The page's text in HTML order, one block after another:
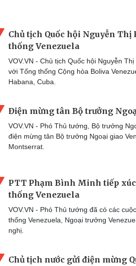
Chủ tịch Quốc hội Nguyễn
thống Venezuela
VOV.VN - Chủ tịch Quốc hội Nguyễn
với Tổng thống Cộng hòa Boliva
Habana, Cuba.
Điện mừng tân Bộ trưởng
VOV.VN - Phó Thủ tướng, Bộ trưởng
điện mừng tân Bộ trưởng Ngoại giao
Montserrat.
PTT Phạm Bình Minh tiếp
thống Venezuela
VOV.VN - Phó Thủ tướng đã có các
thống Venezuela, Ngoại trưởng
nghị.
Chủ tịch nước gửi điện mừng